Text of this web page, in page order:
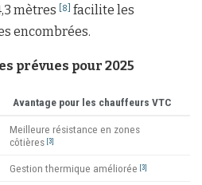
mètres
[8]
facilite les
encombrées.
prévues pour 2025
Avantage pour les chauffeurs VTC
Meilleure résistance en zones
côtières [3]
Gestion thermique améliorée [3]